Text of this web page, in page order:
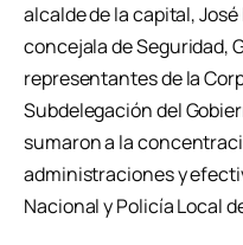
alcalde de la capital,
concejala de Seguridad,
representantes de la
Subdelegación del
sumaron a la
administraciones y
Nacional y Policía Local